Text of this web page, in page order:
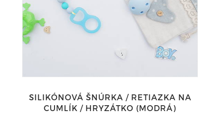
SILIKÓNOVÁ ŠNÚRKA / RETIAZKA NA
CUMLÍK / HRYZÁTKO (MODRÁ)